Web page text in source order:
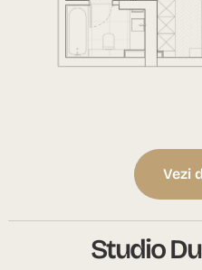
Vezi
Studio